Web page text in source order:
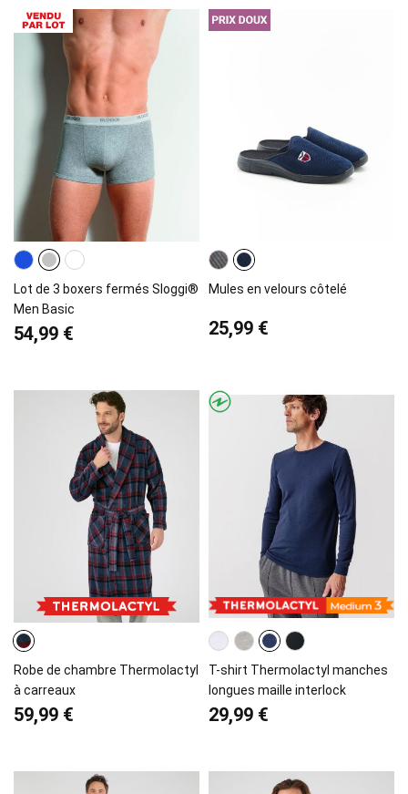
Lot de 3 boxers fermés Sloggi®
Men Basic
54,99 €
Mules en velours côtelé
25,99 €
Robe de chambre Thermolactyl
à carreaux
59,99 €
T-shirt Thermolactyl manches
longues maille interlock
29,99 €